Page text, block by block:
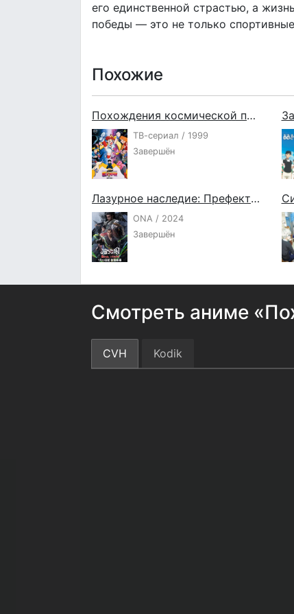
его единственной страстью, а
победы — это не только
Похожие
Похождения космической пиратки Мито
ТВ-сериал / 1999
Завершён
Лазурное наследие: Префектура Дуннин
ONA / 2024
Завершён
Смотреть аниме
CVH Kodik